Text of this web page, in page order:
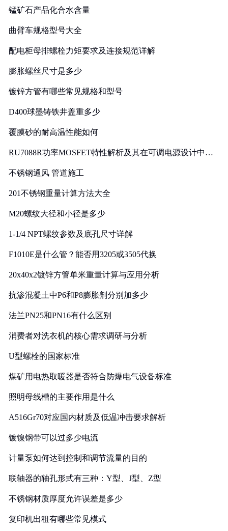
锰矿石产品化合水含量
曲臂车规格型号大全
配电柜母排螺栓力矩要求及连接规范详解
膨胀螺丝尺寸是多少
镀锌方管有哪些常见规格和型号
D400球墨铸铁井盖重多少
覆膜砂的耐高温性能如何
RU7088R功率MOSFET特性解析及其在可调电源设计中的
不锈钢通风 管道施工
201不锈钢重量计算方法大全
M20螺纹大径和小径是多少
1-1/4 NPT螺纹参数及底孔尺寸详解
F1010E是什么管？能否用3205或3505代换
20x40x2镀锌方管单米重量计算与应用分析
抗渗混凝土中P6和P8膨胀剂分别加多少
法兰PN25和PN16有什么区别
消费者对洗衣机的核心需求调研与分析
U型螺栓的国家标准
煤矿用电热取暖器是否符合防爆电气设备标准
照明母线槽的主要作用是什么
A516Gr70对应国内材质及低温冲击要求解析
镀镍钢带可以过多少电流
计量泵如何达到控制和调节流量的目的
联轴器的轴孔形式有三种：Y型、J型、Z型
不锈钢材质厚度允许误差是多少
复印机出租有哪些常见模式